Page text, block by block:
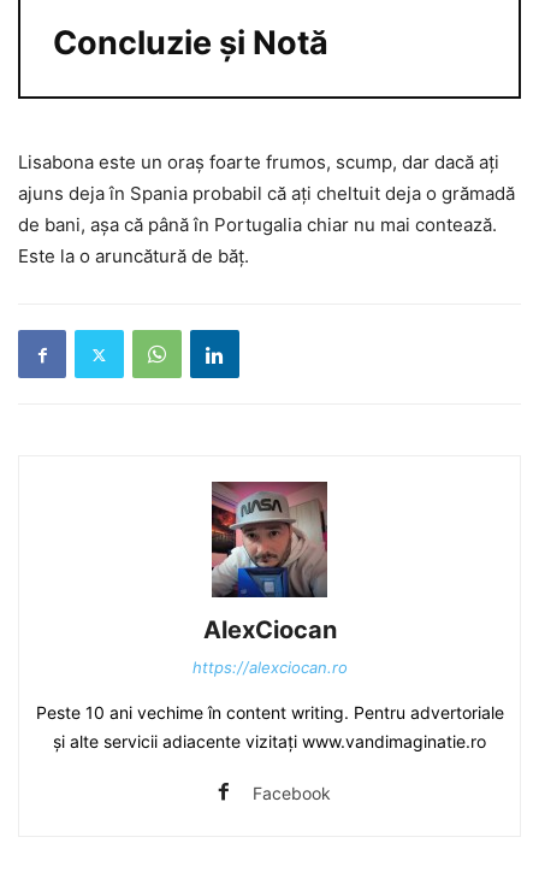
Concluzie și Notă
Lisabona este un oraș foarte frumos, scump, dar dacă ați
ajuns deja în Spania probabil că ați cheltuit deja o grămadă
de bani, așa că până în Portugalia chiar nu mai contează.
Este la o aruncătură de băț.
AlexCiocan
https://alexciocan.ro
Peste 10 ani vechime în content writing. Pentru advertoriale
și alte servicii adiacente vizitați www.vandimaginatie.ro
Facebook